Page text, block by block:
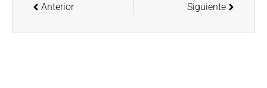
Anterior Siguiente